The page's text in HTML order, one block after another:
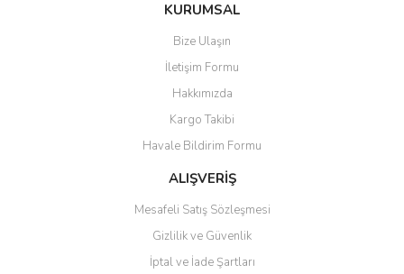
KURUMSAL
Bize Ulaşın
İletişim Formu
Hakkımızda
Kargo Takibi
Havale Bildirim Formu
ALIŞVERİŞ
Mesafeli Satış Sözleşmesi
Gizlilik ve Güvenlik
İptal ve İade Şartları